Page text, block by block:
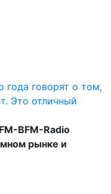
BFM-Radio
рынке и